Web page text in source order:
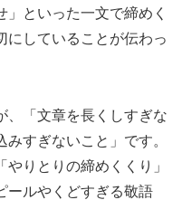
といった一文で締めく
にしていることが伝わっ
、「文章を長くしすぎな
すぎないこと」です。
りとりの締めくくり」
ールやくどすぎる敬語